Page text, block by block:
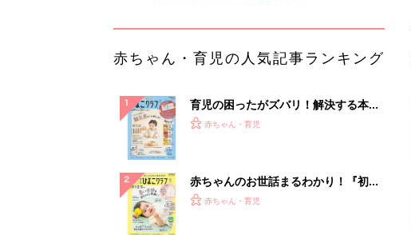
赤ちゃん・育児の人気記事ランキング
育児の困ったがズバリ！解決する本
『ひよこクラブ 秋号』 4カ月～2才
赤ちゃん・育児
赤ちゃんのお世話まるわかり！『初め
てのひよこクラブ 夏号』〈巻頭大特
赤ちゃん・育児